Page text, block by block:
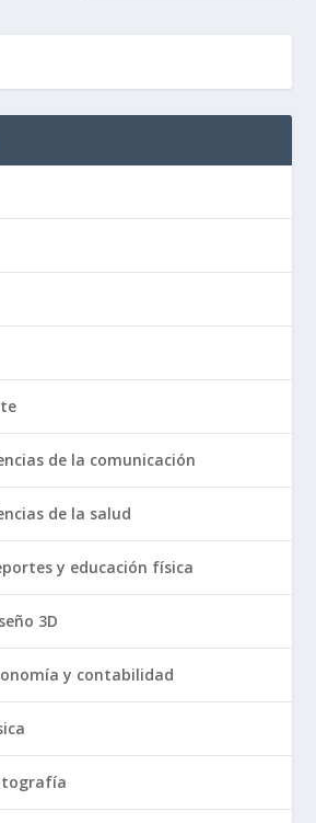
de la comunicación
de la salud
y educación física
3D
y contabilidad